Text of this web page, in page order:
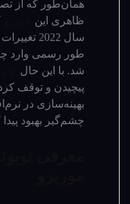
همان‌طور که از
ظاهری این
سال 2022
طور رسمی وارد
شد. با این حال
پیچیدن و توقف
بهینه‌سازی در
چشم‌گیر بهبود